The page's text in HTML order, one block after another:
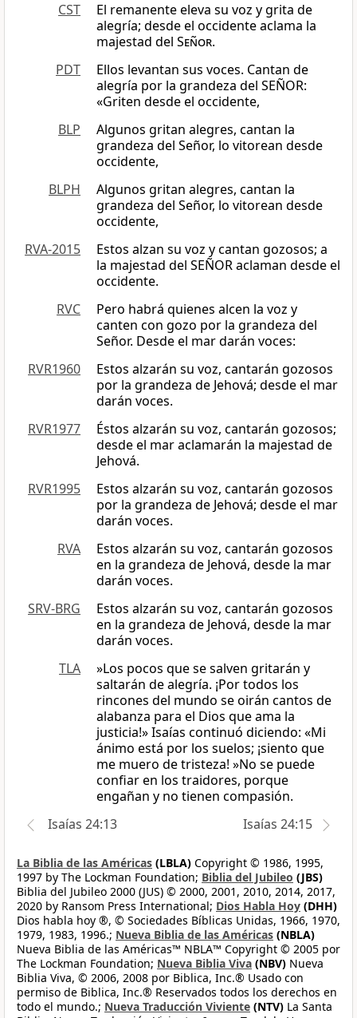
CST
El remanente eleva su voz y grita de
alegría; desde el occidente aclama la
majestad del Señor.
PDT
Ellos levantan sus voces. Cantan de
alegría por la grandeza del SEÑOR:
«Griten desde el occidente,
BLP
Algunos gritan alegres, cantan la
grandeza del Señor, lo vitorean desde
occidente,
BLPH
Algunos gritan alegres, cantan la
grandeza del Señor, lo vitorean desde
occidente,
RVA-2015
Estos alzan su voz y cantan gozosos; a
la majestad del SEÑOR aclaman desde el
occidente.
RVC
Pero habrá quienes alcen la voz y
canten con gozo por la grandeza del
Señor. Desde el mar darán voces:
RVR1960
Estos alzarán su voz, cantarán gozosos
por la grandeza de Jehová; desde el mar
darán voces.
RVR1977
Éstos alzarán su voz, cantarán gozosos;
desde el mar aclamarán la majestad de
Jehová.
RVR1995
Estos alzarán su voz, cantarán gozosos
por la grandeza de Jehová; desde el mar
darán voces.
RVA
Estos alzarán su voz, cantarán gozosos
en la grandeza de Jehová, desde la mar
darán voces.
SRV-BRG
Estos alzarán su voz, cantarán gozosos
en la grandeza de Jehová, desde la mar
darán voces.
TLA
»Los pocos que se salven gritarán y
saltarán de alegría. ¡Por todos los
rincones del mundo se oirán cantos de
alabanza para el Dios que ama la
justicia!» Isaías continuó diciendo: «Mi
ánimo está por los suelos; ¡siento que
me muero de tristeza! »No se puede
confiar en los traidores, porque
engañan y no tienen compasión.
Isaías 24:13
Isaías 24:15
La Biblia de las Américas (LBLA) Copyright © 1986, 1995,
1997 by The Lockman Foundation; Biblia del Jubileo (JBS)
Biblia del Jubileo 2000 (JUS) © 2000, 2001, 2010, 2014, 2017,
2020 by Ransom Press International; Dios Habla Hoy (DHH)
Dios habla hoy ®, © Sociedades Bíblicas Unidas, 1966, 1970,
1979, 1983, 1996.; Nueva Biblia de las Américas (NBLA)
Nueva Biblia de las Américas™ NBLA™ Copyright © 2005 por
The Lockman Foundation; Nueva Biblia Viva (NBV) Nueva
Biblia Viva, © 2006, 2008 por Biblica, Inc.® Usado con
permiso de Biblica, Inc.® Reservados todos los derechos en
todo el mundo.; Nueva Traducción Viviente (NTV) La Santa